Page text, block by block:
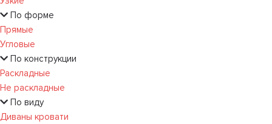
По форме
Прямые
Угловые
По конструкции
Раскладные
Не раскладные
По виду
Диваны кровати